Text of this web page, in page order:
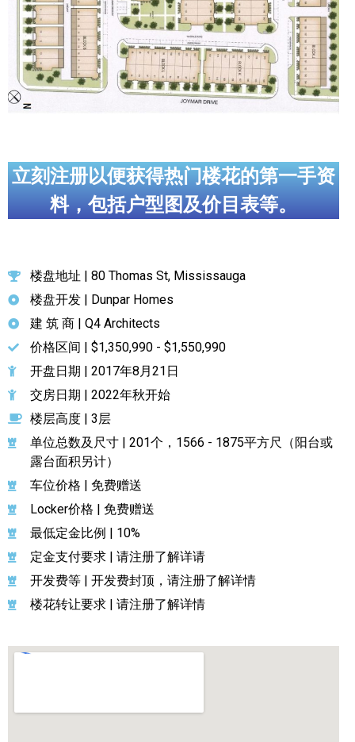
立刻注册以便获得热门楼花的第一手资
料，包括户型图及价目表等。
楼盘地址 | 80 Thomas St, Mississauga
楼盘开发 | Dunpar Homes
建 筑 商 | Q4 Architects
价格区间 | $1,350,990 - $1,550,990
开盘日期 | 2017年8月21日
交房日期 | 2022年秋开始
楼层高度 | 3层
单位总数及尺寸 | 201个，1566 - 1875平方尺（阳台或
露台面积另计）
车位价格 | 免费赠送
Locker价格 | 免费赠送
最低定金比例 | 10%
定金支付要求 | 请注册了解详请
开发费等 | 开发费封顶，请注册了解详情
楼花转让要求 | 请注册了解详情